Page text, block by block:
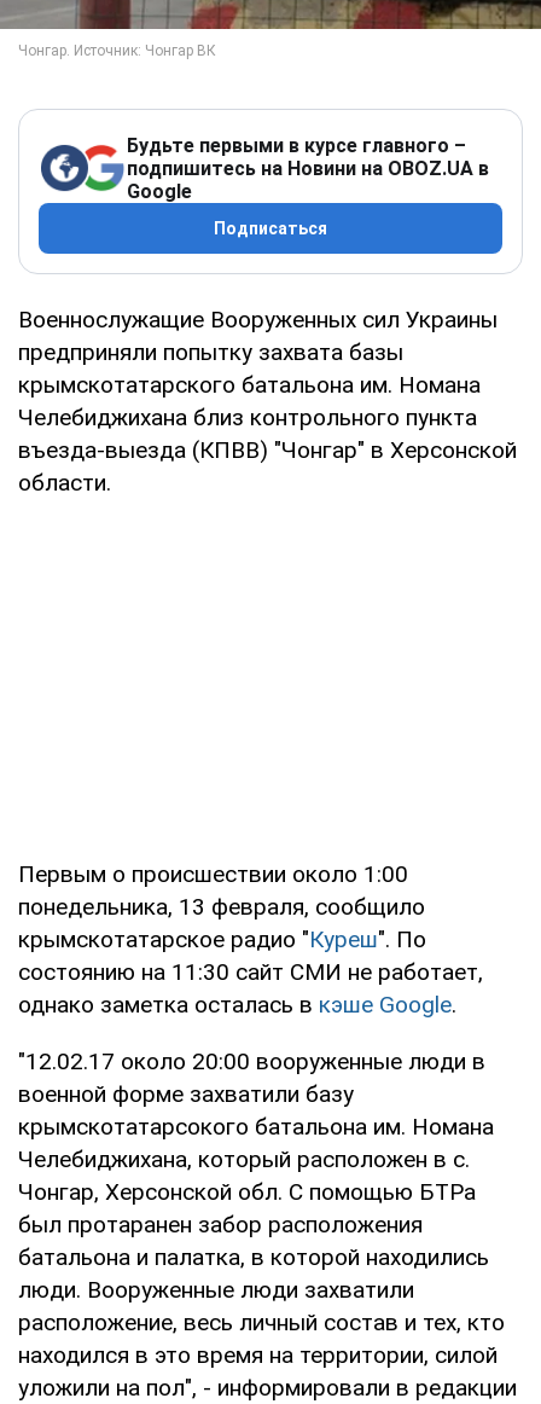
Будьте первыми в курсе главного –
подпишитесь на Новини на OBOZ.UA в
Google
Подписаться
Военнослужащие Вооруженных сил Украины
предприняли попытку захвата базы
крымскотатарского батальона им. Номана
Челебиджихана близ контрольного пункта
въезда-выезда (КПВВ) "Чонгар" в Херсонской
области.
Первым о происшествии около 1:00
понедельника, 13 февраля, сообщило
крымскотатарское радио "Куреш". По
состоянию на 11:30 сайт СМИ не работает,
однако заметка осталась в кэше Google.
"12.02.17 около 20:00 вооруженные люди в
военной форме захватили базу
крымскотатарсокого батальона им. Номана
Челебиджихана, который расположен в с.
Чонгар, Херсонской обл. С помощью БТРа
был протаранен забор расположения
батальона и палатка, в которой находились
люди. Вооруженные люди захватили
расположение, весь личный состав и тех, кто
находился в это время на территории, силой
уложили на пол", - информировали в редакции